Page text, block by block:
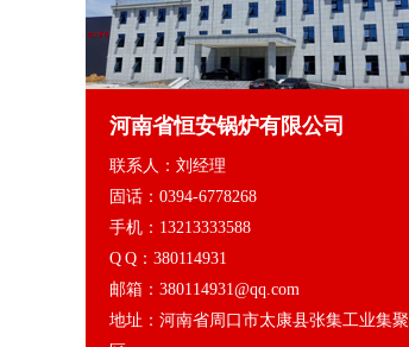
河南省恒安锅炉有限公司
联系人：刘经理
固话：0394-6778268
手机：13213333588
Q Q：380114931
邮箱：380114931@qq.com
地址：河南省周口市太康县张集工业集聚